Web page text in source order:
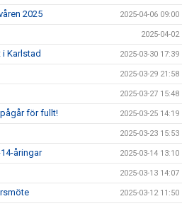
2025 2025-04-06 09:00
2025-04-02
Karlstad 2025-03-30 17:39
2025-03-29 21:58
2025-03-27 15:48
för fullt! 2025-03-25 14:19
2025-03-23 15:53
åringar 2025-03-14 13:10
2025-03-13 14:07
2025-03-12 11:50